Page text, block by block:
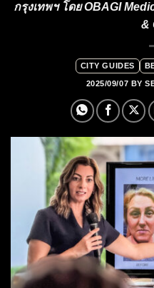
กรุงเทพฯ โดย OBAGI
&
CITY GUIDES
2025/09/07 BY